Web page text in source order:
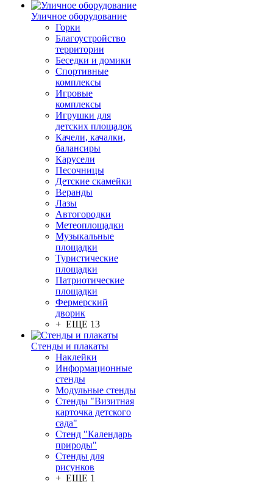
Уличное оборудование
Горки
Благоустройство
территории
Беседки и домики
Спортивные
комплексы
Игровые
комплексы
Игрушки для
детских площадок
Качели, качалки,
балансиры
Карусели
Песочницы
Детские скамейки
Веранды
Лазы
Автогородки
Метеоплощадки
Музыкальные
площадки
Туристические
площадки
Патриотические
площадки
Фермерский
дворик
+ ЕЩЕ 13
Стенды и плакаты
Наклейки
Информационные
стенды
Модульные стенды
Стенды "Визитная
карточка детского
сада"
Стенд "Календарь
природы"
Стенды для
рисунков
+ ЕЩЕ 1